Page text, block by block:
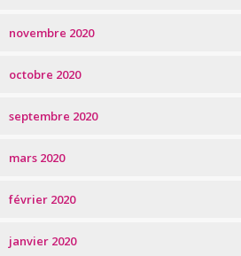
novembre 2020
octobre 2020
septembre 2020
mars 2020
février 2020
janvier 2020